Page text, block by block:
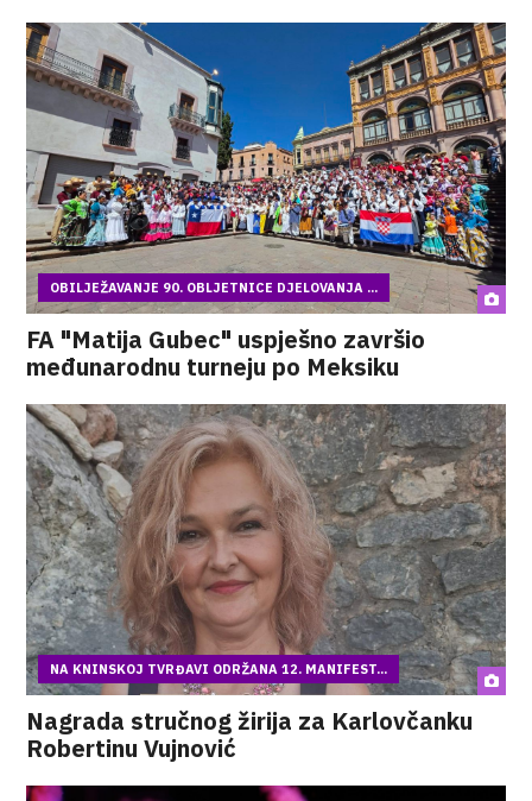
OBILJEŽAVANJE 90. OBLJETNICE DJELOVANJA ...
FA "Matija Gubec" uspješno završio
međunarodnu turneju po Meksiku
NA KNINSKOJ TVRĐAVI ODRŽANA 12. MANIFEST...
Nagrada stručnog žirija za Karlovčanku
Robertinu Vujnović